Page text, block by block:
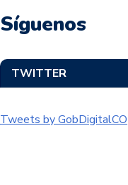
Síguenos
TWITTER
Tweets by GobDigitalCO